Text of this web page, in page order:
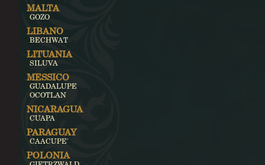
MALTA
GOZO
LIBANO
BECHWAT
LITUANIA
SILUVA
MESSICO
GUADALUPE
OCOTLAN
NICARAGUA
CUAPA
PARAGUAY
CAACUPE'
POLONIA